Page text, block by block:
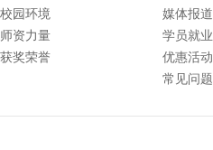
校园环境
媒体报道
师资力量
学员就业
获奖荣誉
优惠活动
常见问题